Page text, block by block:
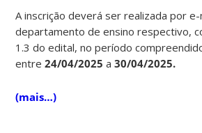
A inscrição deverá ser realizada por e-
departamento de ensino respectivo,
1.3 do edital, no período
entre24/04/2025 a30/04/2025.
(mais…)